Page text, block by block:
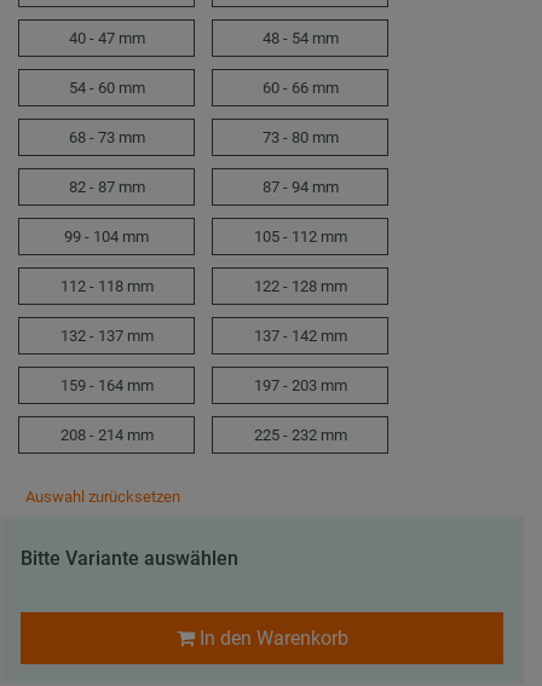
40 - 47 mm 48 - 54 mm
54 - 60 mm 60 - 66 mm
68 - 73 mm 73 - 80 mm
82 - 87 mm 87 - 94 mm
99 - 104 mm 105 - 112 mm
112 - 118 mm 122 - 128 mm
132 - 137 mm 137 - 142 mm
159 - 164 mm 197 - 203 mm
208 - 214 mm 225 - 232 mm
Auswahl zurücksetzen
Bitte Variante auswählen
In den Warenkorb